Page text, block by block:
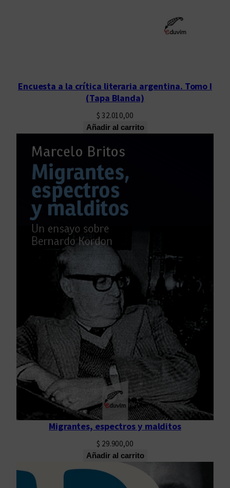
Encuesta a la crítica literaria argentina. Tomo I
(Tapa Blanda)
$ 32.010,00
Añadir al carrito
Migrantes, espectros y malditos
$ 29.900,00
Añadir al carrito